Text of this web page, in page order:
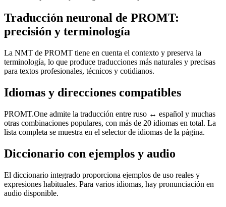
Traducción neuronal de PROMT:
precisión y terminología
La NMT de PROMT tiene en cuenta el contexto y preserva la
terminología, lo que produce traducciones más naturales y precisas
para textos profesionales, técnicos y cotidianos.
Idiomas y direcciones compatibles
PROMT.One admite la traducción entre ruso ↔ español y muchas
otras combinaciones populares, con más de 20 idiomas en total. La
lista completa se muestra en el selector de idiomas de la página.
Diccionario con ejemplos y audio
El diccionario integrado proporciona ejemplos de uso reales y
expresiones habituales. Para varios idiomas, hay pronunciación en
audio disponible.